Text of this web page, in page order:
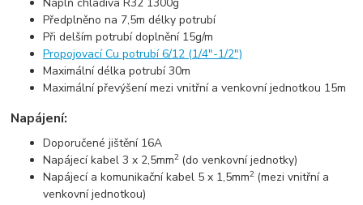
Předplněno na 7,5m délky potrubí
Při delším potrubí doplnění 15g/m
Propojovací Cu potrubí 6/12 (1/4"-1/2")
Maximální délka potrubí 30m
Maximální převýšení mezi vnitřní a venkovní jednotkou 15m
Napájení:
Doporučené jištění 16A
Napájecí kabel 3 x 2,5mm2 (do venkovní jednotky)
Napájecí a komunikační kabel 5 x 1,5mm2 (mezi vnitřní a
venkovní jednotkou)